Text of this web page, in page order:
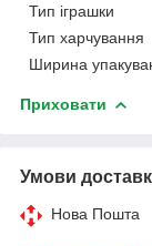
Тип іграшки
Тип харчування
Ширина
Приховати
Умови
Нова Пошта